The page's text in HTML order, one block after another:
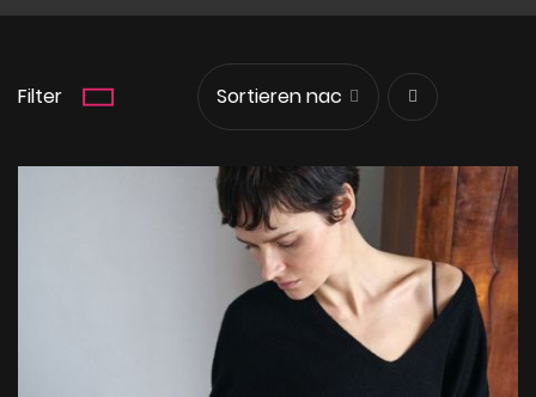
Filter
Absteigend
sortieren